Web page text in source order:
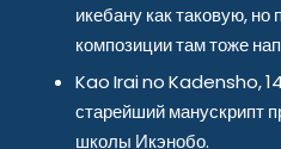
икебану как таковую, но
композиции там тоже
Kao Irai no Kadensho,
старейший манускрипт
школы Икэнобо.